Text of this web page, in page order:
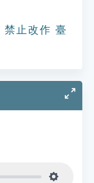
止改作 臺